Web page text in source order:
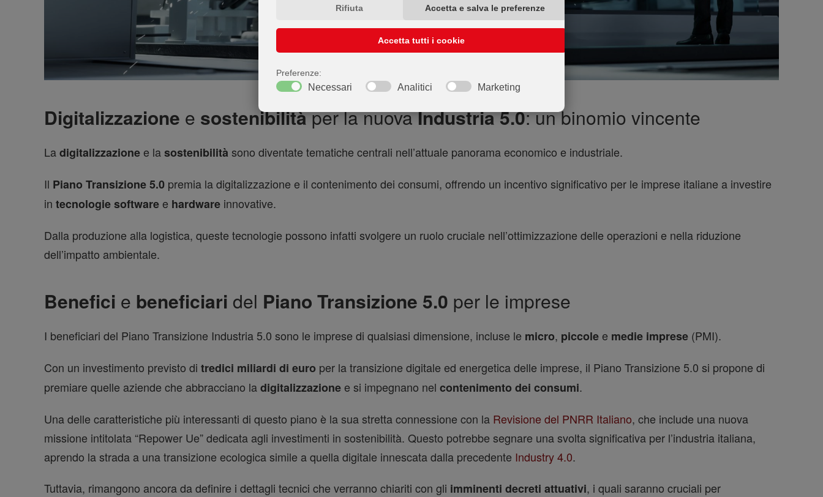
Digitalizzazione e sostenibilitàper la nuovaIndustria 5.0: un binomio vincente
Ladigitalizzazione e lasostenibilitàsono diventate tematiche centrali nell’attuale panorama economico e industriale.
Il Piano Transizione 5.0 premia la digitalizzazione e il contenimento dei consumi, offrendo un incentivo significativo per le imprese italiane a investire
in tecnologie software e hardware innovative.
Dalla produzione alla logistica, queste tecnologie possono infatti svolgere un ruolo cruciale nell’ottimizzazione delle operazioni e nella riduzione
dell’impatto ambientale.
Benefici e beneficiari del Piano Transizione 5.0 per le imprese
I beneficiari del Piano Transizione Industria 5.0 sono le imprese di qualsiasi dimensione, incluse le micro, piccole e medie imprese (PMI).
Con un investimento previsto di tredici miliardi di euro per la transizione digitale ed energetica delle imprese, il Piano Transizione 5.0 si propone di
premiare quelle aziende che abbracciano ladigitalizzazione e si impegnano nel contenimento dei consumi.
Una delle caratteristiche più interessanti di questo piano è la sua stretta connessione con la Revisione del PNRR Italiano, che include una nuova
missione intitolata “Repower Ue” dedicata agli investimenti in sostenibilità. Questo potrebbe segnare una svolta significativa per l’industria italiana,
aprendo la strada a una transizione ecologica simile a quella digitale innescata dalla precedente Industry 4.0.
Tuttavia, rimangono ancora da definire i dettagli tecnici che verranno chiariti con gli imminenti decreti attuativi, i quali saranno cruciali per